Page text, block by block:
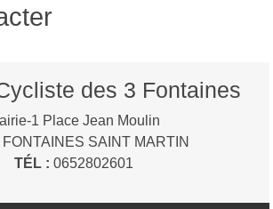
des 3 Fontaines
1 Place Jean Moulin
FONTAINES SAINT MARTIN
TÉL : 0652802601